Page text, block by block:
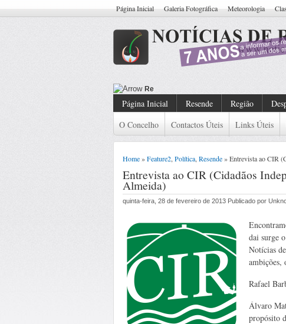
Página Inicial Galeria Fotográfica Meteorologia
Resende: Detido Cidadão Com Mandad
Página Inicial Resende Região
O Concelho
Contactos Úteis Links Úteis
Home»Feature2 Política Resende» Entrevista ao CIR
Entrevista ao CIR (Cidadãos
Almeida)
quinta-feira, 28 de fevereiro de 2013 Publicado por
dai surge
Notícias
ambições,
Rafael
Álvaro
propósito